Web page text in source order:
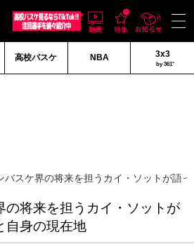
高校バスケ NBA 3x3
by 361°
バスケ界の将来を担うカイ・ソットが語
の将来を担うカイ・ソットが
自身の現在地